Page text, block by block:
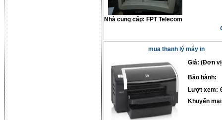
Nhà cung cấp: FPT Telecom
mua thanh lý máy in
Giá: (Đơn
Bảo hành:
Lượt xem:
Khuyến